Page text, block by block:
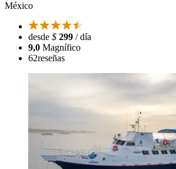
México
desde $ 299 / día
9,0 Magnífico
62reseñas